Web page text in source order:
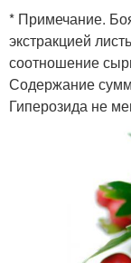
* Примечание.
экстракцией
соотношение
Содержание
Гиперозида не